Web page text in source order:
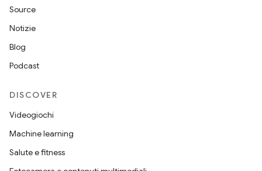
Source
Notizie
Blog
Podcast
DISCOVER
Videogiochi
Machine learning
Salute e fitness